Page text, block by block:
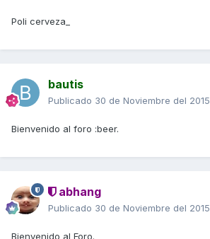
Poli cerveza_
bautis
Publicado 30 de Noviembre del 2015
Bienvenido al foro :beer.
abhang
Publicado 30 de Noviembre del 2015
Bienvenido al Foro.